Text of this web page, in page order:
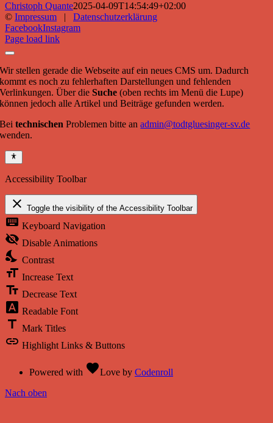
Christoph Quante2025-04-09T14:54:49+02:00
© Impressum | Datenschutzerklärung
FacebookInstagram
Page load link
Wir stellen gerade die Webseite auf ein neues CMS um. Dadurch
kommt es noch zu fehlerhaften Darstellungen und fehlenden
Verlinkungen. Über dieSuche (oben rechts im Menü die Lupe)
können jedoch alle Artikel und Beiträge gefunden werden.
Beitechnischen Problemen bitte anadmin@todtgluesinger-sv.de
wenden.
Accessibility Toolbar
close Toggle the visibility of the Accessibility Toolbar
keyboard Keyboard Navigation
visibility_off Disable Animations
nights_stay Contrast
format_size Increase Text
text_fields Decrease Text
font_download Readable Font
title Mark Titles
link Highlight Links & Buttons
Powered with favoriteLove by Codenroll
Nach oben